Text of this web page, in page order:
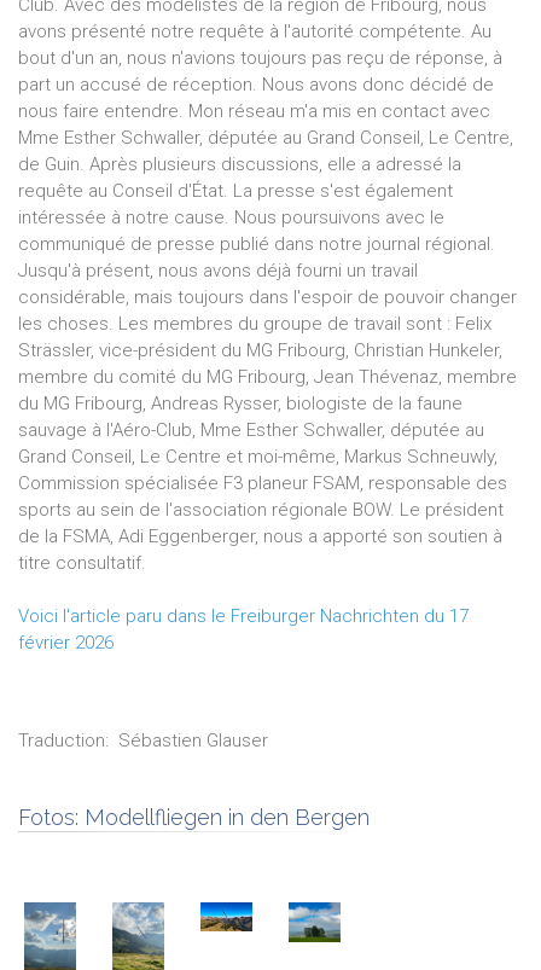
Club. Avec des modélistes de la région de Fribourg, nous
avons présenté notre requête à l'autorité compétente. Au
bout d'un an, nous n'avions toujours pas reçu de réponse, à
part un accusé de réception. Nous avons donc décidé de
nous faire entendre. Mon réseau m'a mis en contact avec
Mme Esther Schwaller, députée au Grand Conseil, Le Centre,
de Guin. Après plusieurs discussions, elle a adressé la
requête au Conseil d'État. La presse s'est également
intéressée à notre cause. Nous poursuivons avec le
communiqué de presse publié dans notre journal régional.
Jusqu'à présent, nous avons déjà fourni un travail
considérable, mais toujours dans l'espoir de pouvoir changer
les choses. Les membres du groupe de travail sont : Felix
Strässler, vice-président du MG Fribourg, Christian Hunkeler,
membre du comité du MG Fribourg, Jean Thévenaz, membre
du MG Fribourg, Andreas Rysser, biologiste de la faune
sauvage à l'Aéro-Club, Mme Esther Schwaller, députée au
Grand Conseil, Le Centre et moi-même, Markus Schneuwly,
Commission spécialisée F3 planeur FSAM, responsable des
sports au sein de l'association régionale BOW. Le président
de la FSMA, Adi Eggenberger, nous a apporté son soutien à
titre consultatif.
Voici l'article paru dans le Freiburger Nachrichten du 17
février 2026
Traduction: Sébastien Glauser
Fotos: Modellfliegen in den Bergen